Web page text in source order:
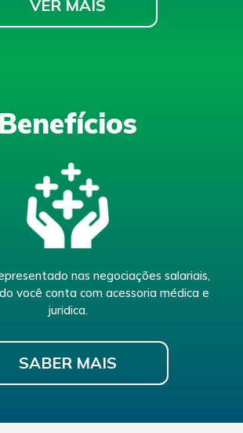
VER MAIS
Benefícios
nas negociações salariais,
você conta com acessoria médica e
juridica.
SABER MAIS